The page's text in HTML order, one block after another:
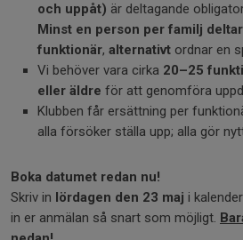
och uppåt) är deltagande
Minst en person per familj
funktionär, alternativt ordnar en
Vi behöver vara cirka 20–25
eller äldre för att genomföra
Klubben får ersättning per
alla försöker ställa upp; alla gör
Boka datumet redan nu!
Skriv in lördagen den 23 maj i
in er anmälan så snart som möjligt.